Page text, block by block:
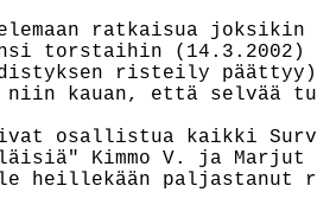
ratkaisua
torstaihin (14.3.2002)
risteily
kauan, että selvää
osallistua kaikki
Kimmo V. ja
heillekään paljastanut